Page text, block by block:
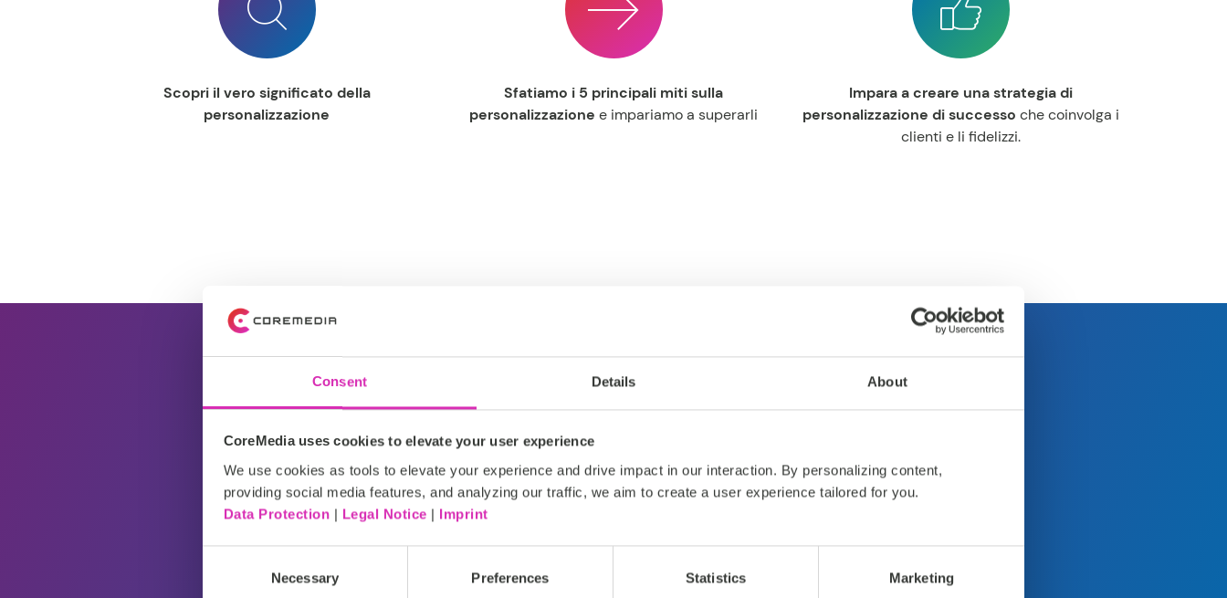
Consent Details About
CoreMedia uses cookies to elevate your user experience
We use cookies as tools to elevate your experience and drive impact in our interaction. By personalizing content,
providing social media features, and analyzing our traffic, we aim to create a user experience tailored for you.
Data Protection | Legal Notice | Imprint
Necessary Preferences Statistics Marketing
Scopri il vero significato della
personalizzazione
Sfatiamo i 5 principali miti sulla
personalizzazione e impariamo a superarli
Impara a creare una strategia di
personalizzazione di successo che coinvolga i
clienti e li fidelizzi.
"Il 76% dei consumatori si aspetta
interazioni personalizzate e il 71% si
sente frustrato se non le ottiene".